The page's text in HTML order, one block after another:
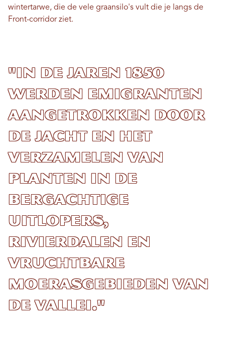
wintertarwe, die de vele graansilo's vult die je langs de
Front-corridor ziet.
"In de jaren 1850
werden emigranten
aangetrokken door
de jacht en het
verzamelen van
planten in de
bergachtige
uitlopers,
rivierdalen en
vruchtbare
moerasgebieden van
de vallei."